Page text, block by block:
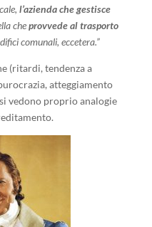
l’azienda che gestisce
cheprovvede al trasporto
comunali, eccetera.”
(ritardi, tendenza a
atteggiamento
vedono proprio analogie